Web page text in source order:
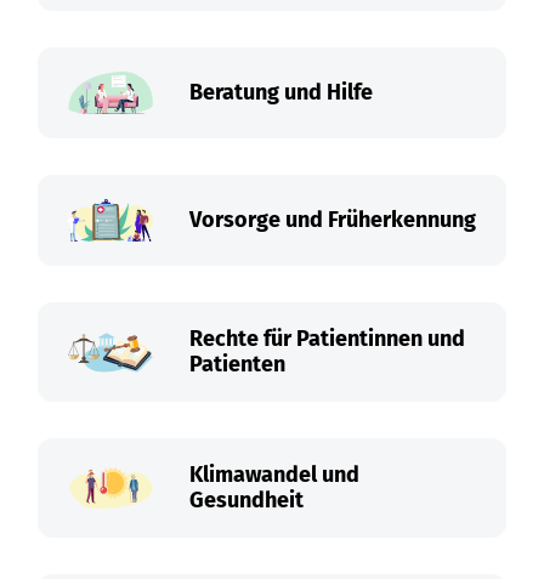
Beratung und Hilfe
Vorsorge und Früherkennung
Rechte für Patientinnen und
Patienten
Klimawandel und
Gesundheit